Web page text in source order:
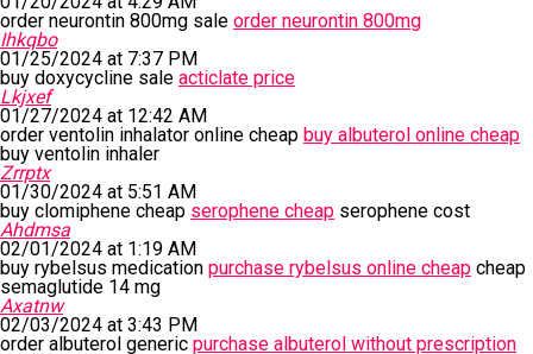
order neurontin 800mg sale order neurontin 800mg
Ihkqbo
01/25/2024 at 7:37 PM
buy doxycycline sale acticlate price
Lkjxef
01/27/2024 at 12:42 AM
order ventolin inhalator online cheap buy albuterol online cheap
buy ventolin inhaler
Zrrptx
01/30/2024 at 5:51 AM
buy clomiphene cheap serophene cheap serophene cost
Ahdmsa
02/01/2024 at 1:19 AM
buy rybelsus medication purchase rybelsus online cheap cheap
semaglutide 14 mg
Axatnw
02/03/2024 at 3:43 PM
order albuterol generic purchase albuterol without prescription